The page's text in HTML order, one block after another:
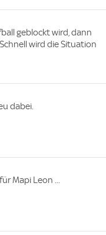
geblockt wird, dann
wird die Situation
dabei.
Mapi Leon ...